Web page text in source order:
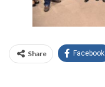
Share Facebook